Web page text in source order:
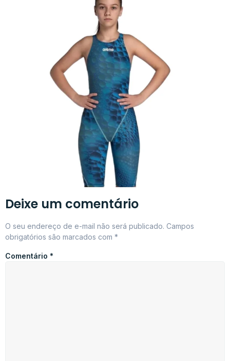
Deixe um comentário
O seu endereço de e-mail não será publicado. Campos
obrigatórios são marcados com *
Comentário *